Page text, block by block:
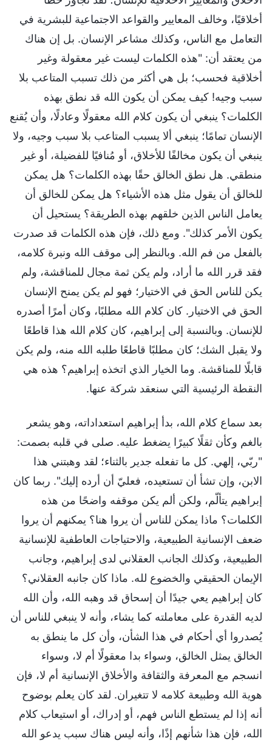
أخلاقيًا، وخالف المعايير والقواعد الاجتماعية للبشرية في
التعامل مع الناس، وكذلك مشاعر الإنسان. بل إن هناك
من يعتقد أن: "هذه الكلمات ليست غير معقولة وغير
أخلاقية فحسب؛ بل هي أكثر من ذلك تسبب المتاعب بلا
سبب وجيه! كيف يمكن أن يكون الله قد نطق بهذه
الكلمات؟ ينبغي أن يكون كلام الله معقولًا وعادلًا، وأن يُقنع
الإنسان تمامًا؛ ينبغي ألا يسبب المتاعب بلا سبب وجيه، ولا
ينبغي أن يكون مخالفًا للأخلاق، أو مُنافيًا للفضيلة، أو غير
منطقي. هل نطق الخالق حقًا بهذه الكلمات؟ هل يمكن
للخالق أن يقول مثل هذه الأشياء؟ هل يمكن للخالق أن
يعامل الناس الذين خلقهم بهذه الطريقة؟ يستحيل أن
يكون الأمر كذلك". ومع ذلك، فإن هذه الكلمات قد صدرت
بالفعل من فم الله. وبالنظر إلى موقف الله ونبرة كلامه،
فقد قرر الله ما أراد، ولم يكن ثمة مجال للمناقشة، ولم
يكن للناس الحق في الاختيار؛ فهو لم يكن يمنح الإنسان
الحق في الاختيار. كان كلام الله مطلبًا، وكان أمرًا أصدره
للإنسان. وبالنسبة إلى إبراهيم، كان كلام الله هذا قاطعًا
ولا يقبل الشك؛ كان مطلبًا قاطعًا طلبه الله منه، ولم يكن
قابلًا للمناقشة. وما الخيار الذي اتخذه إبراهيم؟ هذه هي
النقطة الرئيسية التي سنعقد شركة عنها.
بعد سماع كلام الله، بدأ إبراهيم استعداداته، وهو يشعر
بالغم وكأن ثقلًا كبيرًا يضغط عليه. صلى في قلبه بصمت:
"ربّي، إلهي. كل ما تفعله جدير بالثناء؛ لقد وهبتني هذا
الابن، وإن تشأ أن تستعيده، فعليّ أن أرده إليك". ربما كان
إبراهيم يتألّم، ولكن ألم يكن موقفه واضحًا من هذه
الكلمات؟ ماذا يمكن للناس أن يروا هنا؟ يمكنهم أن يروا
ضعف الإنسانية الطبيعية، والاحتياجات العاطفية للإنسانية
الطبيعية، وكذلك الجانب العقلاني لدى إبراهيم، وجانب
الإيمان الحقيقي والخضوع لله. ماذا كان جانبه العقلاني؟
كان إبراهيم يعي جيدًا أن إسحاق قد وهبه الله، وأن الله
لديه القدرة على معاملته كما يشاء، وأنه لا ينبغي للناس أن
يُصدروا أي أحكام في هذا الشأن، وأن كل ما ينطق به
الخالق يمثل الخالق، وسواء بدا معقولًا أم لا، وسواء
انسجم مع المعرفة والثقافة والأخلاق الإنسانية أم لا، فإن
هوية الله وطبيعة كلامه لا تتغيران. لقد كان يعلم بوضوح
أنه إذا لم يستطع الناس فهم، أو إدراك، أو استيعاب كلام
الله، فإن هذا شأنهم إذًا، وأنه ليس هناك سبب يدعو الله